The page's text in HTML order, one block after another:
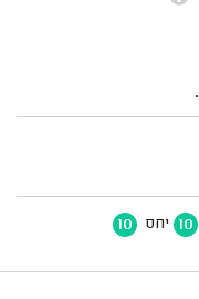
10 יחס 10